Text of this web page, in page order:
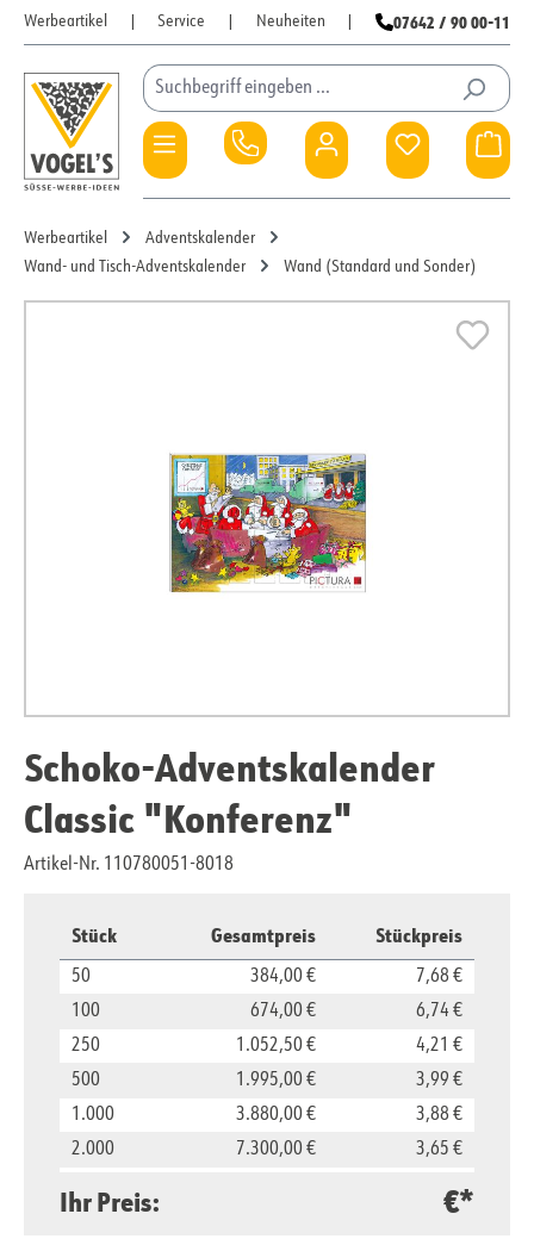
Zum Hauptinhalt springen
Werbeartikel Service Neuheiten 07642 / 90 00-11
Du hast 0
Werbeartikel
Adventskalender
Wand- und Tisch-Adventskalender
Wand (Standard und Sonder)
Schoko-Adventskalender
Classic "Konferenz"
Artikel-Nr. 110780051-8018
Stück Gesamtpreis Stückpreis
50 384,00 €
7,68 €
100
674,00 €
6,74 €
250
1.052,50 €
4,21 €
500
1.995,00 €
3,99 €
1.000
3.880,00 €
3,88 €
2.000
7.300,00 €
3,65 €
2,98 €
Ihr Preis: €*